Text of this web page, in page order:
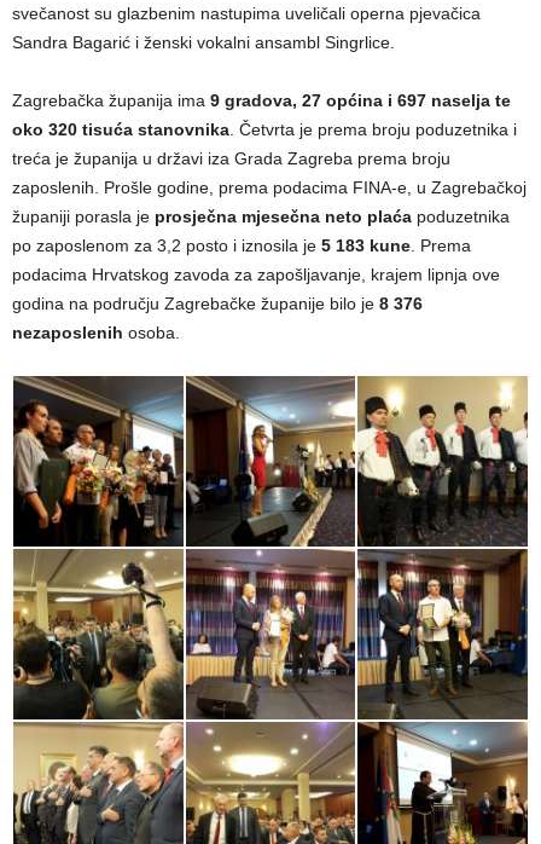
svečanost su glazbenim nastupima uveličali operna pjevačica
Sandra Bagarić i ženski vokalni ansambl Singrlice.
Zagrebačka županija ima 9 gradova, 27 općina i 697 naselja te
oko 320 tisuća stanovnika. Četvrta je prema broju poduzetnika i
treća je županija u državi iza Grada Zagreba prema broju
zaposlenih. Prošle godine, prema podacima FINA-e, u Zagrebačkoj
županiji porasla je prosječna mjesečna neto plaća poduzetnika
po zaposlenom za 3,2 posto i iznosila je 5 183 kune. Prema
podacima Hrvatskog zavoda za zapošljavanje, krajem lipnja ove
godina na području Zagrebačke županije bilo je 8 376
nezaposlenih osoba.